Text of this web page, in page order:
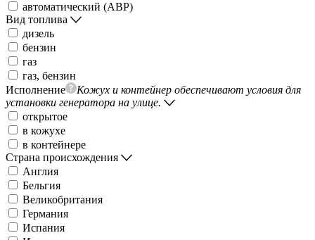
автоматический (АВР)
Вид топлива
дизель
бензин
газ
газ, бензин
Исполнение
Кожух и контейнер обеспечивают условия для
установки генератора на улице.
открытое
в кожухе
в контейнере
Страна происхождения
Англия
Бельгия
Великобритания
Германия
Испания